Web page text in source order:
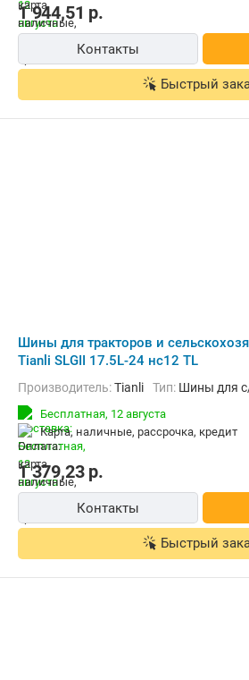
1 944,51 р.
Контакты
Быстрый
Шины для тракторов и
Tianli SLGII 17.5L-24 нс12 TL
Производитель:Tianli Тип: Шины для
Бесплатная, 12 августа
карта, наличные, рассрочка, кредит
1 379,23р.
Контакты
Быстрый